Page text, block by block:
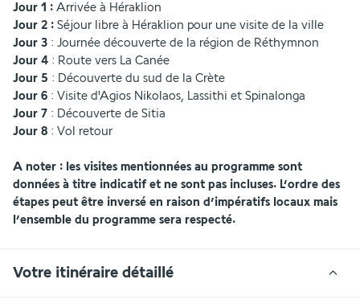
Jour 1 : Arrivée à Héraklion
Jour 2 : Séjour libre à Héraklion pour une visite de la ville
Jour 3 : Journée découverte de la région de Réthymnon
Jour 4 : Route vers La Canée
Jour 5 : Découverte du sud de la Crète
Jour 6 : Visite d'Agios Nikolaos, Lassithi et Spinalonga
Jour 7 : Découverte de Sitia
Jour 8 : Vol retour
A noter : les visites mentionnées au programme sont
données à titre indicatif et ne sont pas incluses. L’ordre des
étapes peut être inversé en raison d’impératifs locaux mais
l’ensemble du programme sera respecté.
Votre itinéraire détaillé